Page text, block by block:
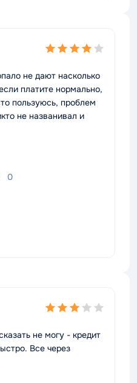
не дают насколько
платите нормально,
пользуюсь, проблем
не названивал и
0
не могу - кредит
Все через